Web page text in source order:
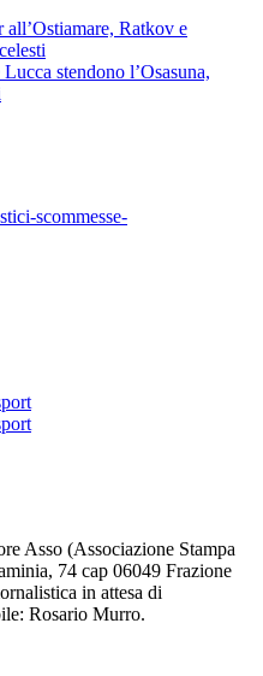
Ratkov e
stendono l’Osasuna,
Asso (Associazione Stampa
74 cap 06049 Frazione
in attesa di
Rosario Murro.